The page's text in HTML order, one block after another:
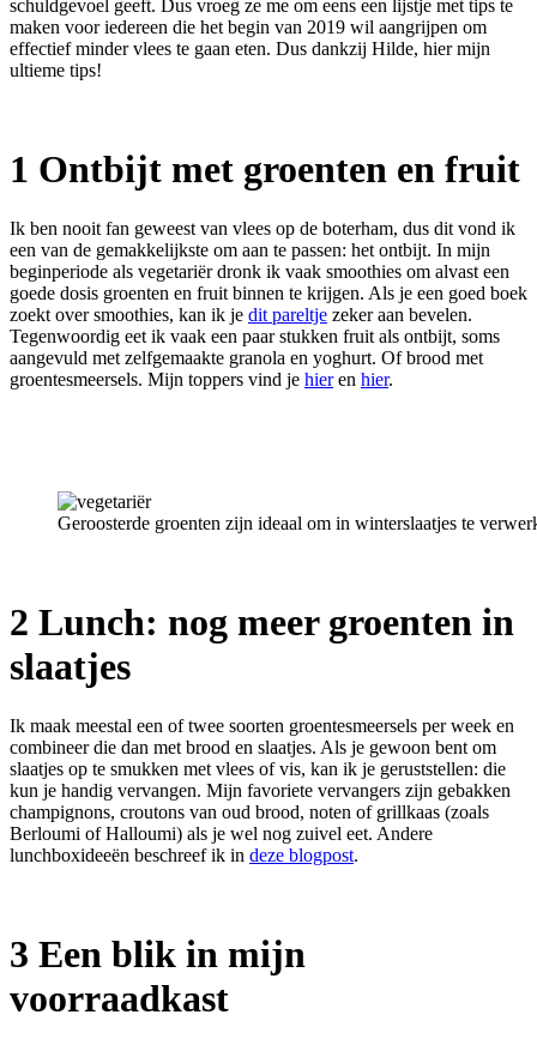
schuldgevoel geeft. Dus vroeg ze me om eens een lijstje met tips te
maken voor iedereen die het begin van 2019 wil aangrijpen om
effectief minder vlees te gaan eten. Dus dankzij Hilde, hier mijn
ultieme tips!
1 Ontbijt met groenten en fruit
Ik ben nooit fan geweest van vlees op de boterham, dus dit vond ik
een van de gemakkelijkste om aan te passen: het ontbijt. In mijn
beginperiode als vegetariër dronk ik vaak smoothies om alvast een
goede dosis groenten en fruit binnen te krijgen. Als je een goed boek
zoekt over smoothies, kan ik je dit pareltje zeker aan bevelen.
Tegenwoordig eet ik vaak een paar stukken fruit als ontbijt, soms
aangevuld met zelfgemaakte granola en yoghurt. Of brood met
groentesmeersels. Mijn toppers vind je hieren hier.
Geroosterde groenten zijn ideaal om in winterslaatjes te
2 Lunch: nog meer groenten in
slaatjes
Ik maak meestal een of twee soorten groentesmeersels per week en
combineer die dan met brood en slaatjes. Als je gewoon bent om
slaatjes op te smukken met vlees of vis, kan ik je geruststellen: die
kun je handig vervangen. Mijn favoriete vervangers zijn gebakken
champignons, croutons van oud brood, noten of grillkaas (zoals
Berloumi of Halloumi) als je wel nog zuivel eet. Andere
lunchboxideeën beschreef ik in deze blogpost.
3 Een blik in mijn
voorraadkast